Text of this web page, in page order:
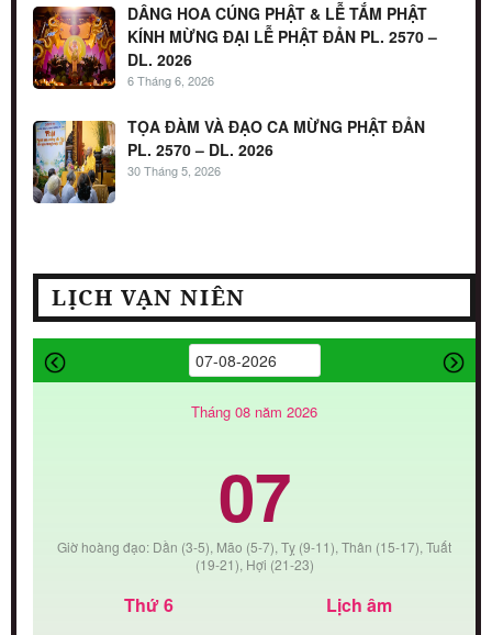
DÂNG HOA CÚNG PHẬT & LỄ TẮM PHẬT
KÍNH MỪNG ĐẠI LỄ PHẬT ĐẢN PL. 2570 –
DL. 2026
6 Tháng 6, 2026
TỌA ĐÀM VÀ ĐẠO CA MỪNG PHẬT ĐẢN
PL. 2570 – DL. 2026
30 Tháng 5, 2026
LỊCH VẠN NIÊN
Tháng 08 năm 2026
07
Giờ hoàng đạo: Dần (3-5), Mão (5-7), Tỵ (9-11), Thân (15-17), Tuất
(19-21), Hợi (21-23)
Thứ 6 Lịch âm